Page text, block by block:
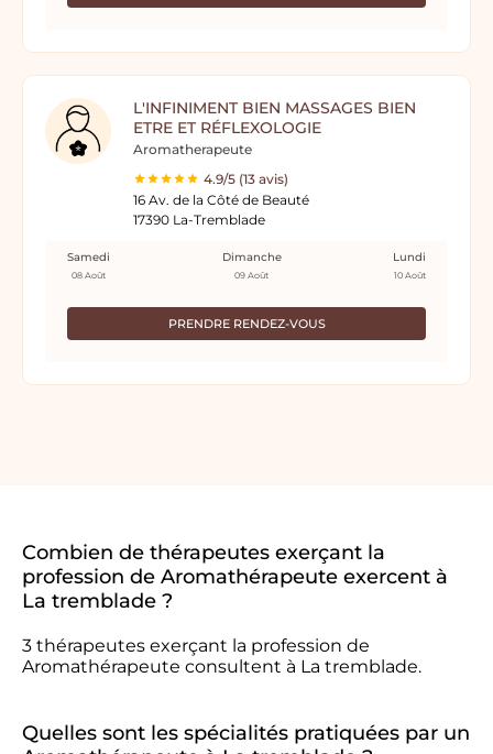
L'INFINIMENT BIEN MASSAGES BIEN
ETRE ET RÉFLEXOLOGIE
Aromatherapeute
4.9/5 (13 avis)
16 Av. de la Côté de Beauté
17390 La-Tremblade
PRENDRE RENDEZ-VOUS
Samedi
08 Août
Dimanche
09 Août
Lundi
10 Août
Combien de thérapeutes exerçant la
profession de Aromathérapeute exercent à
La tremblade ?
3 thérapeutes exerçant la profession de
Aromathérapeute consultent à La tremblade.
Quelles sont les spécialités pratiquées par un